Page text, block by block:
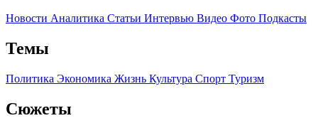
Новости Аналитика Статьи Интервью Видео Фото Подкасты
Темы
Политика Экономика Жизнь Культура Спорт Туризм
Сюжеты